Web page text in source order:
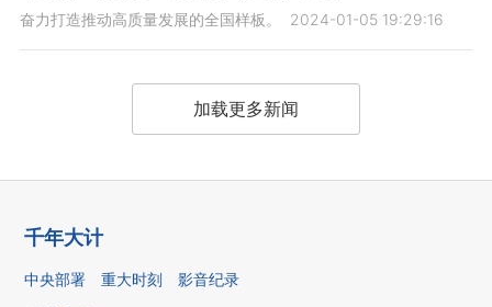
奋力打造推动高质量发展的全国样板。 2024-01-05 19:29:16
加载更多新闻
千年大计
中央部署 重大时刻 影音纪录